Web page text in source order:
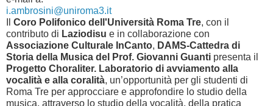
i.ambrosini@uniroma3.it
Coro Polifonico dell'Università Roma Tre, con il
contributo di Laziodisu e in collaborazione con
Associazione Culturale InCanto, DAMS-Cattedra di
Storia della Musica del Prof. Giovanni Guanti presenta il
Progetto Choraliter. Laboratorio di avviamento alla
vocalità e alla coralità, un’opportunità per gli studenti di
Roma Tre per approcciare e approfondire lo studio della
musica, attraverso lo studio della vocalità, della pratica